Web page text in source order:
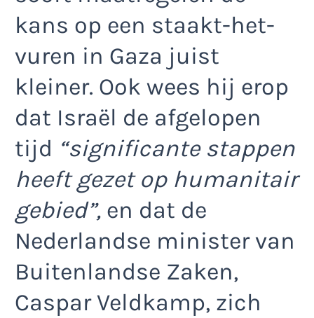
kans op een staakt-het-
vuren in Gaza juist
kleiner. Ook wees hij erop
dat Israël de afgelopen
tijd “significante stappen
heeft gezet op humanitair
gebied”, en dat de
Nederlandse minister van
Buitenlandse Zaken,
Caspar Veldkamp, zich